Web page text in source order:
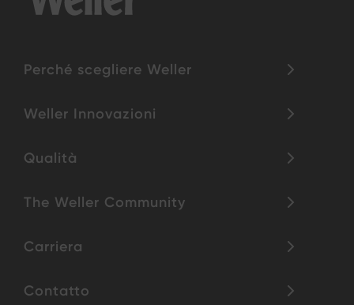
Perché scegliere Weller
Weller Innovazioni
Qualità
The Weller Community
Carriera
Contatto